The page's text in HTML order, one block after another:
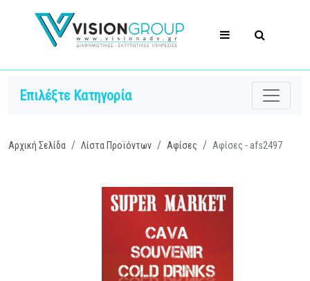
Επιλέξτε Κατηγορία
Αρχική Σελίδα Λίστα Προϊόντων Αφίσες Αφίσες - afs2497